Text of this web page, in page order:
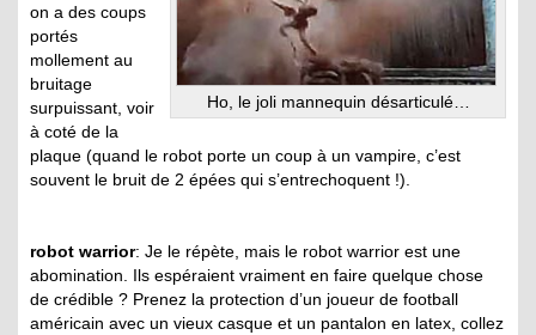
Ho, le joli mannequin désarticulé…
on a des coups
portés
mollement au
bruitage
surpuissant, voir
à coté de la
plaque (quand le robot porte un coup à un vampire, c’est
souvent le bruit de 2 épées qui s’entrechoquent !).
robot warrior: Je le répète, mais le robot warrior est une
abomination. Ils espéraient vraiment en faire quelque chose
de crédible ? Prenez la protection d’un joueur de football
américain avec un vieux casque et un pantalon en latex, collez